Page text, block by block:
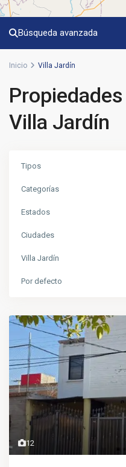
Búsqueda avanzada
Inicio Villa Jardín
Villa Jardín
Tipos
Categorías
Estados
Ciudades
Villa Jardín
Por defecto
12